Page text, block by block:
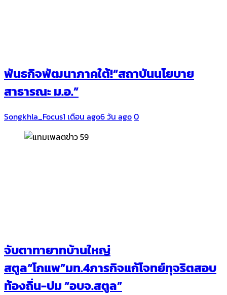
พันธกิจพัฒนาภาคใต้!“สถาบันนโยบาย
สาธารณะ ม.อ.”
Songkhla_Focus1 เดือน ago6 วัน ago0
จับตาทายาทบ้านใหญ่
สตูล“โกแพ”มท.4ภารกิจแก้โจทย์ทุจริตสอบ
ท้องถิ่น-ปม “อบจ.สตูล”